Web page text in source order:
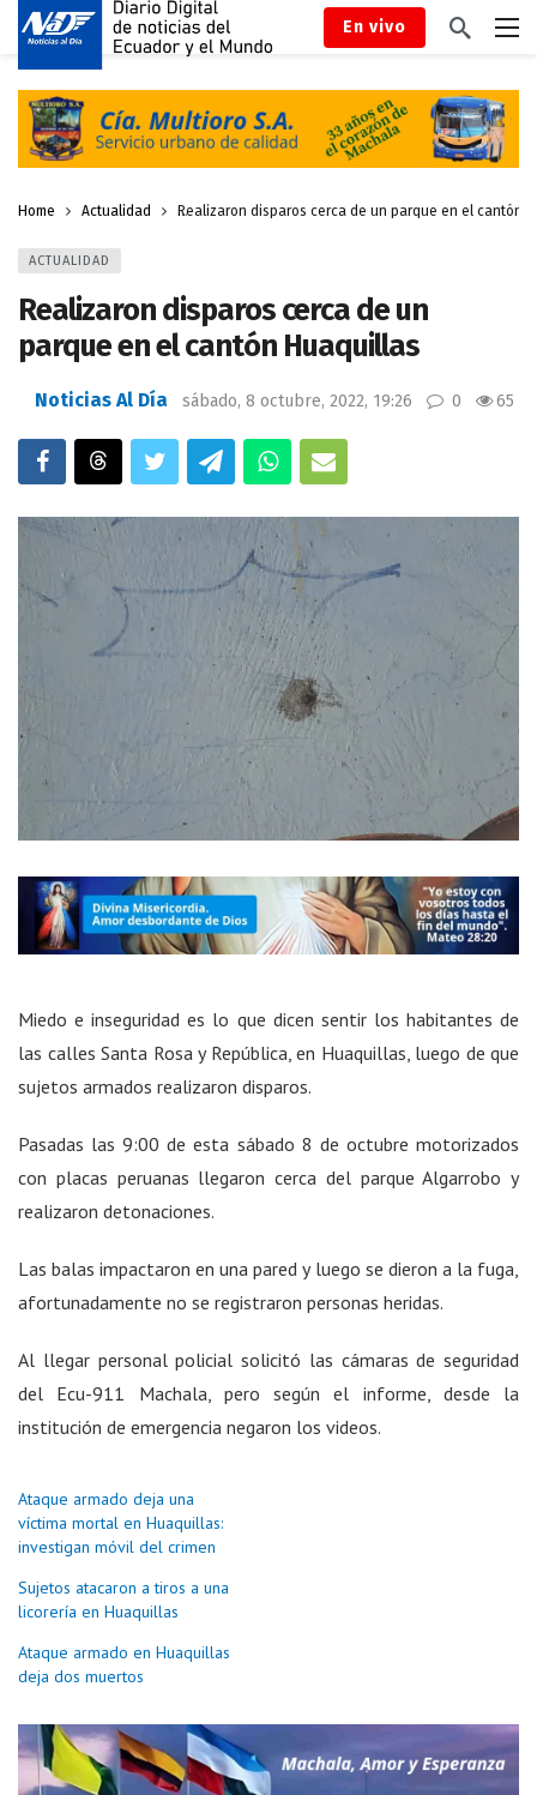
En vivo
Home Actualidad Realizaron disparos cerca de un parque en el cantón
ACTUALIDAD
Realizaron disparos cerca de un
parque en el cantón Huaquillas
Noticias Al Día sábado, 8 octubre, 2022, 19:26 0 65
Miedo e inseguridad es lo que dicen sentir los habitantes de
las calles Santa Rosa y República, en Huaquillas, luego de que
sujetos armados realizaron disparos.
Pasadas las 9:00 de esta sábado 8 de octubre motorizados
con placas peruanas llegaron cerca del parque Algarrobo y
realizaron detonaciones.
Las balas impactaron en una pared y luego se dieron a la fuga,
afortunadamente no se registraron personas heridas.
Al llegar personal policial solicitó las cámaras de seguridad
del Ecu-911 Machala, pero según el informe, desde la
institución de emergencia negaron los videos.
Ataque armado deja una
víctima mortal en Huaquillas:
investigan móvil del crimen
Sujetos atacaron a tiros a una
licorería en Huaquillas
Ataque armado en Huaquillas
deja dos muertos